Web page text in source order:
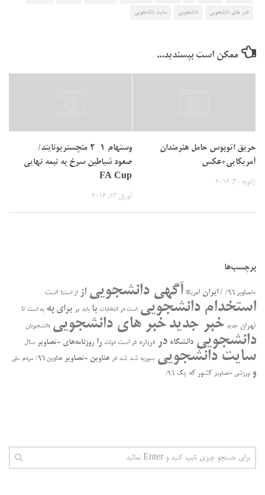
خبر های دانشجویی دانشجویی سایت دانشجویی
ممکن است بپسندید...
حریق اتوبوس حامل هنرمندان
آمریکایی+عکس
ژانویه 30, 2016
وستهام ۱-۲ منچستریونایتد/
صعود شیاطین سرخ به نیمه نهایی
FA Cup
آوریل 13, 2016
برچسب‌ها
+تصاویر ۹۶/ / ایران آمریکا آگهی دانشجویی از از است! است
استخدام دانشجویی است در انتخابات با باید بر برای به به است تا
تهران جدید خبر جدید خبر های دانشجویی دانشجویان
دانشجویی دانشگاه در درباره در ﺍﺳﺖ دولت را روزنامه‌های +تصاویر سال
سایت دانشجویی سوریه شد شد در عناوین +تصاویر عناوین ۹۶/ مردم ملی
و ورزشی +تصاویر کشور که یک ۹۶/